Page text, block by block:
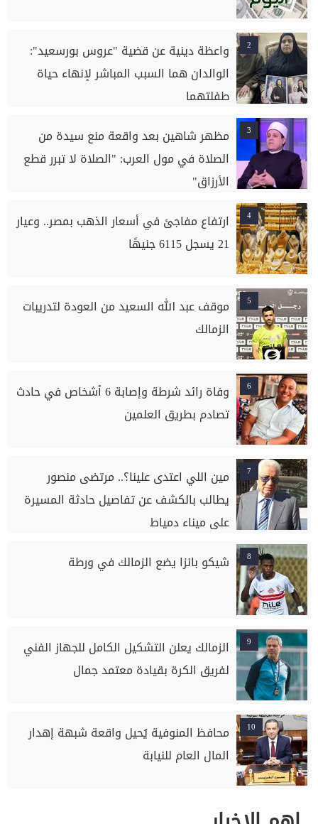
2
واعظة دينية عن قضية "عروس بورسعيد":
الوالدان هما السبب المباشر لإنهاء حياة
طفلتهما
3
مظهر شاهين بعد واقعة منع سيدة من
الصلاة في مول العرب: "الصلاة لا تبرر قطع
الأرزاق"
4
ارتفاع مفاجئ في أسعار الذهب بمصر.. وعيار
21 يسجل 6115 جنيهًا
5
موقف عبد الله السعيد من العودة لتدريبات
الزمالك
6
وفاة رائد شرطة وإصابة 6 أشخاص في حادث
تصادم بطريق العلمين
7
مين اللي اعتدى علينا؟.. مرتضى منصور
يطالب بالكشف عن تفاصيل حادثة المسيرة
على ميناء دمياط
8 شيكو بانزا يضع الزمالك في ورطة
9
الزمالك يعلن التشكيل الكامل للجهاز الفني
لفريق الكرة بقيادة معتمد جمال
10
محافظ المنوفية يُحيل واقعة شبهة إهدار
المال العام للنيابة